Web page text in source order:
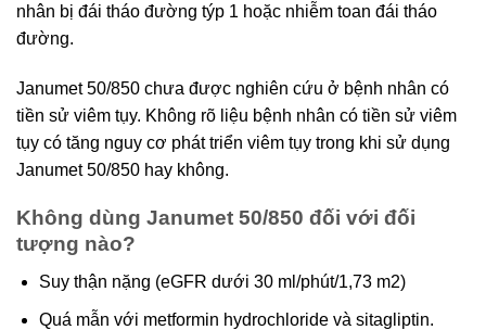
nhân bị đái tháo đường týp 1 hoặc nhiễm toan đái tháo
đường.
Janumet 50/850 chưa được nghiên cứu ở bệnh nhân có
tiền sử viêm tụy. Không rõ liệu bệnh nhân có tiền sử viêm
tụy có tăng nguy cơ phát triển viêm tụy trong khi sử dụng
Janumet 50/850 hay không.
Không dùng Janumet 50/850 đối với đối
tượng nào?
Suy thận nặng (eGFR dưới 30 ml/phút/1,73 m2)
Quá mẫn với metformin hydrochloride và sitagliptin.